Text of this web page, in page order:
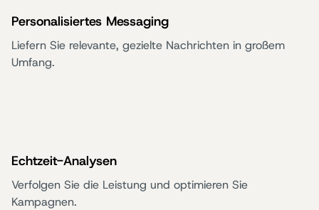
Personalisiertes Messaging
Liefern Sie relevante, gezielte Nachrichten in großem
Umfang.
Echtzeit-Analysen
Verfolgen Sie die Leistung und optimieren Sie
Kampagnen.